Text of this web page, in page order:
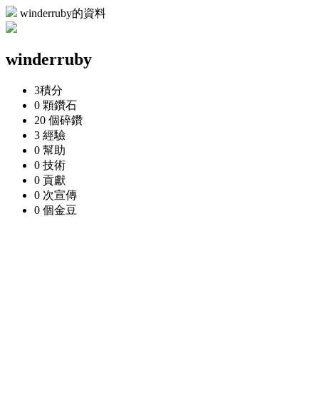
winderruby的資料
winderruby
3積分
0 顆鑽石
20 個碎鑽
3 經驗
0 幫助
0 技術
0 貢獻
0 次宣傳
0 個金豆